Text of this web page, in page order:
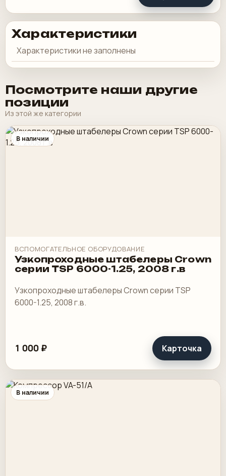
Характеристики
Характеристики не заполнены
Посмотрите наши другие
позиции
Из этой же категории
В наличии
ВСПОМОГАТЕЛЬНОЕ ОБОРУДОВАНИЕ
Узкопроходные штабелеры Crown
серии TSP 6000-1.25, 2008 г.в
Узкопроходные штабелеры Crown серии TSP
6000-1.25, 2008 г.в.
1 000 ₽ Карточка
В наличии